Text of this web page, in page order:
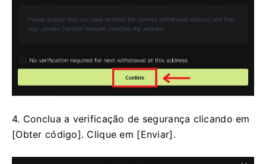
4. Conclua a verificação de segurança clicando em
[Obter código]. Clique em [Enviar].